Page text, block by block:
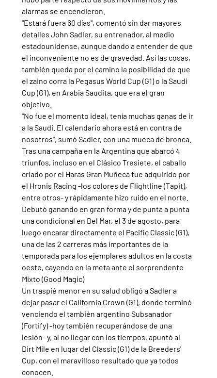
alarmas se encendieron.
"Estará fuera 60 días", comentó sin dar mayores
detalles John Sadler, su entrenador, al medio
estadounidense, aunque dando a entender de que
el inconveniente no es de gravedad. Así las cosas,
también queda por el camino la posibilidad de que
el zaino corra la Pegasus World Cup (G1) o la Saudi
Cup (G1), en Arabia Saudita, que era el gran
objetivo.
"No fue el momento ideal, tenía muchas ganas de ir
a la Saudi. El calendario ahora está en contra de
nosotros", sumó Sadler, con una mueca de bronca.
Tras una campaña en la Argentina que abarcó 4
triunfos, incluso en el Clásico Tresiete, el caballo
criado por el Haras Gran Muñeca fue adquirido por
el Hronis Racing -los colores de Flightline (Tapit),
entre otros- y rápidamente hizo ruido en el norte.
Debutó ganando en gran forma y de punta a punta
una condicional en Del Mar, el 3 de agosto, para
luego encarar directamente el Pacific Classic (G1),
una de las 2 carreras más importantes de la
temporada para los ejemplares adultos en la costa
oeste, cayendo en la meta ante el sorprendente
Mixto (Good Magic)
Un traspié menor en su salud obligó a Sadler a
dejar pasar el California Crown (G1), donde terminó
venciendo el también argentino Subsanador
(Fortify) -hoy también recuperándose de una
lesión- y, al no llegar con los tiempos, apuntó al
Dirt Mile en lugar del Classic (G1) de la Breeders'
Cup, con el maravilloso resultado que ya todos
conocen.